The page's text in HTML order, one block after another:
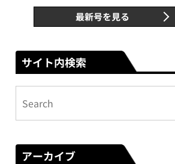
最新号を見る
サイト内検索
アーカイブ